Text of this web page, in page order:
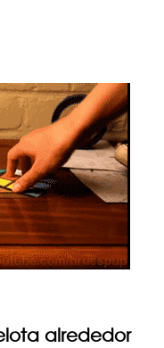
alrededor